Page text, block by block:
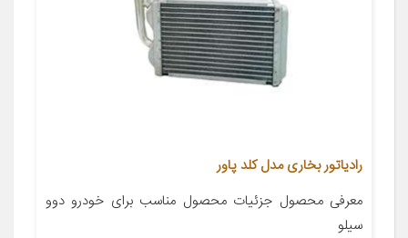
رادیاتور بخاری مدل کلد پاور
معرفی محصول جزئیات محصول مناسب برای خودرو دوو
سیلو